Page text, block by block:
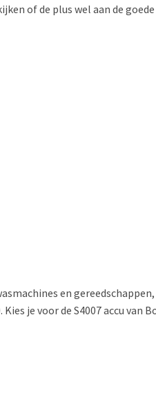
of de plus wel aan de
en
je voor de S4007 accu van